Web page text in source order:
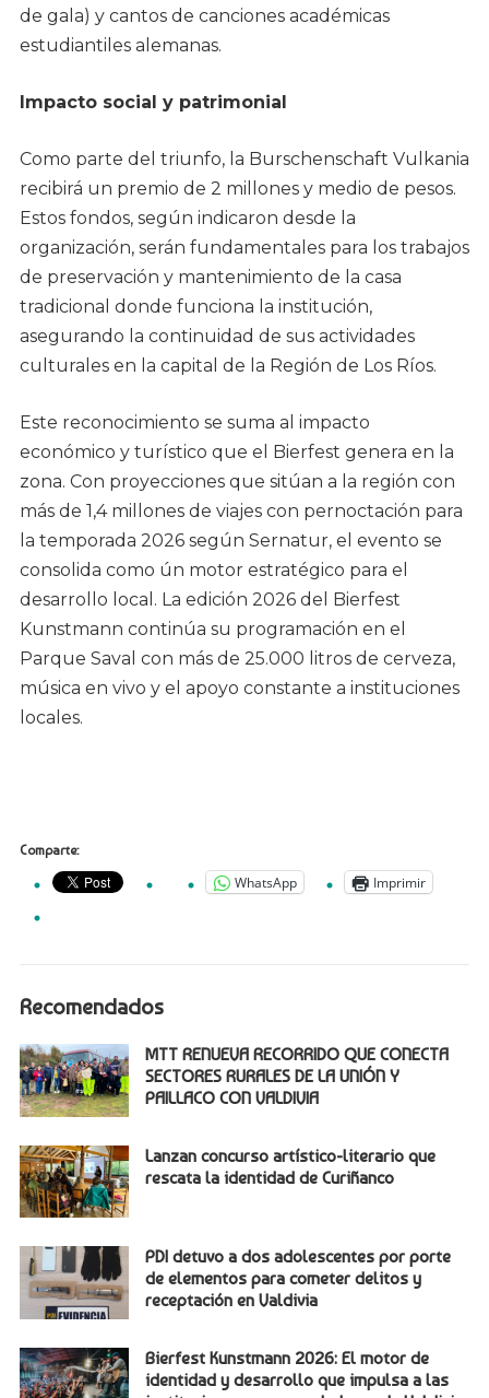
de gala) y cantos de canciones académicas
estudiantiles alemanas.
Impacto social y patrimonial
Como parte del triunfo, la Burschenschaft Vulkania
recibirá un premio de 2 millones y medio de pesos.
Estos fondos, según indicaron desde la
organización, serán fundamentales para los trabajos
de preservación y mantenimiento de la casa
tradicional donde funciona la institución,
asegurando la continuidad de sus actividades
culturales en la capital de la Región de Los Ríos.
Este reconocimiento se suma al impacto
económico y turístico que el Bierfest genera en la
zona. Con proyecciones que sitúan a la región con
más de 1,4 millones de viajes con pernoctación para
la temporada 2026 según Sernatur, el evento se
consolida como ún motor estratégico para el
desarrollo local. La edición 2026 del Bierfest
Kunstmann continúa su programación en el
Parque Saval con más de 25.000 litros de cerveza,
música en vivo y el apoyo constante a instituciones
locales.
Comparte:
WhatsApp Imprimir
Recomendados
MTT RENUEVA RECORRIDO QUE CONECTA
SECTORES RURALES DE LA UNIÓN Y
PAILLACO CON VALDIVIA
Lanzan concurso artístico-literario que
rescata la identidad de Curiñanco
PDI detuvo a dos adolescentes por porte
de elementos para cometer delitos y
receptación en Valdivia
Bierfest Kunstmann 2026: El motor de
identidad y desarrollo que impulsa a las